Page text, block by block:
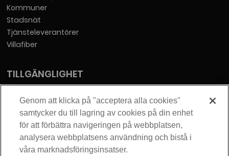
Kommuner
Stadsnät
Tjänsteleverantörer
Villafiber
TILLGÄNGLIGHET
Tillgänglighetsredogörelse
KONTAKT
Telia Sverige AB
Genom att klicka på "acceptera alla cookies"
samtycker du till lagring av cookies på din enhet
för att förbättra navigeringen på webbplatsen,
analysera webbplatsens användning och bistå i
våra marknadsföringsinsatser.